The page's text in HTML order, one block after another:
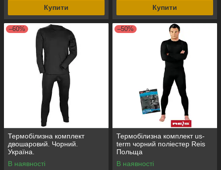
Купити Купити
–60%
Термобілизна комплект
двошаровий. Чорний.
Україна.
В наявності
–50%
Термобілизна комплект us-
term чорний поліестер Reis
Польща
В наявності